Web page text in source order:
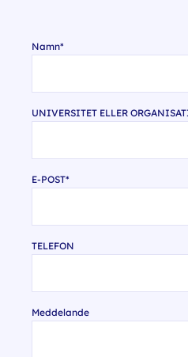
Namn
UNIVERSITET ELLER
E-POST
TELEFON
Meddelande